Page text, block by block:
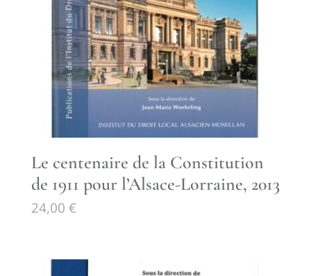
Le centenaire de la Constitution
de 1911 pour l’Alsace-Lorraine, 2013
24,00 €